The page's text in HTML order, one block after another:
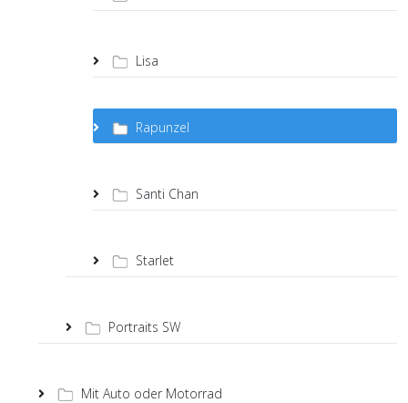
Lisa
Rapunzel
Santi Chan
Starlet
Portraits SW
Mit Auto oder Motorrad